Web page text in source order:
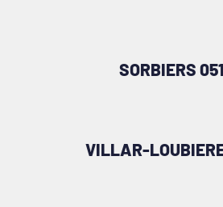
SORBIERS
VILLAR-